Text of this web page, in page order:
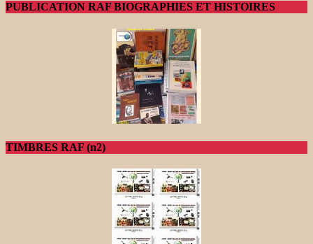
PUBLICATION RAF BIOGRAPHIES ET HISTOIRES
TIMBRES RAF (n2)